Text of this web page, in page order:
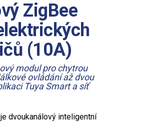
ZigBee
(10A)
modul pro chytrou
ovládání až dvou
Tuya Smart a síť
je dvoukanálový inteligentní